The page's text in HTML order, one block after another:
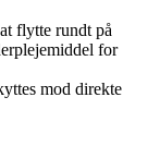
flytte rundt på
for
mod direkte